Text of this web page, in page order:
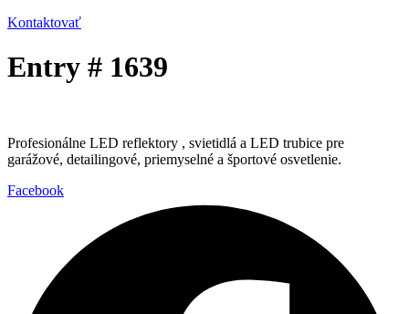
Kontaktovať
Entry # 1639
Profesionálne LED reflektory , svietidlá a LED trubice pre
garážové, detailingové, priemyselné a športové osvetlenie.
Facebook